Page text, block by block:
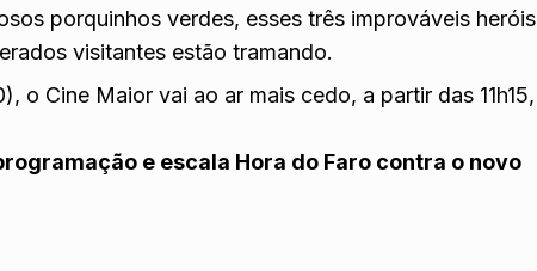
porquinhos verdes, esses três improváveis heróis
visitantes estão tramando.
o Cine Maior vai ao ar mais cedo, a partir das 11h15,
e escala Hora do Faro contra o novo